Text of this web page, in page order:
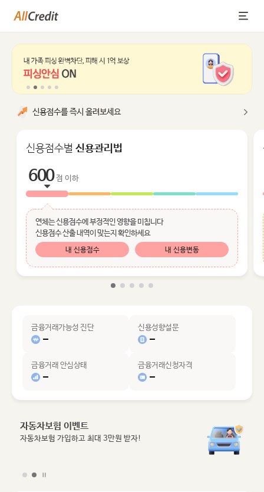
신용점수를 즉시 올려보세요
신용점수별 신용관리법
600점 이하
연체는 신용점수에 부정적인 영향을 미칩니다
신용점수 산출 내역이 맞는지 확인하세요
내 신용점수 내 신용변동
금융거래가능성 진단 신용성향설문
금융거래 안심상태 금융거래신청자격
자동차보험 이벤트
자동차보험 가입하고 최대 3만원 받자!